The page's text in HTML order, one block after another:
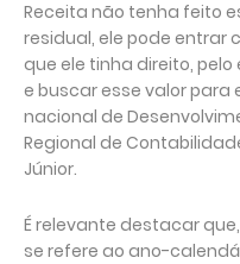
Receita não tenha feito
residual, ele pode entrar
que ele tinha direito,
e buscar esse valor para
nacional de
Regional de
Júnior.
É relevante destacar
se refere ao ano-